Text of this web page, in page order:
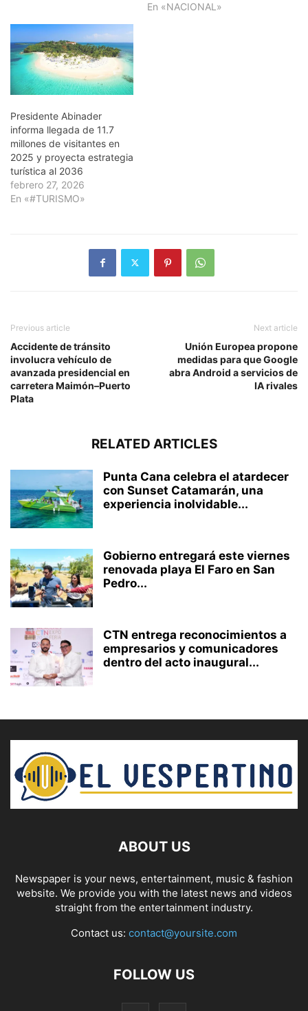
En «NACIONAL»
Presidente Abinader
informa llegada de 11.7
millones de visitantes en
2025 y proyecta estrategia
turística al 2036
febrero 27, 2026
En «#TURISMO»
Previous article
Accidente de tránsito
involucra vehículo de
avanzada presidencial en
carretera Maimón–Puerto
Plata
Next article
Unión Europea propone
medidas para que Google
abra Android a servicios de
IA rivales
RELATED ARTICLES
Punta Cana celebra el atardecer
con Sunset Catamarán, una
experiencia inolvidable...
Gobierno entregará este viernes
renovada playa El Faro en San
Pedro...
CTN entrega reconocimientos a
empresarios y comunicadores
dentro del acto inaugural...
ABOUT US
Newspaper is your news, entertainment, music & fashion
website. We provide you with the latest news and videos
straight from the entertainment industry.
Contact us: contact@yoursite.com
FOLLOW US